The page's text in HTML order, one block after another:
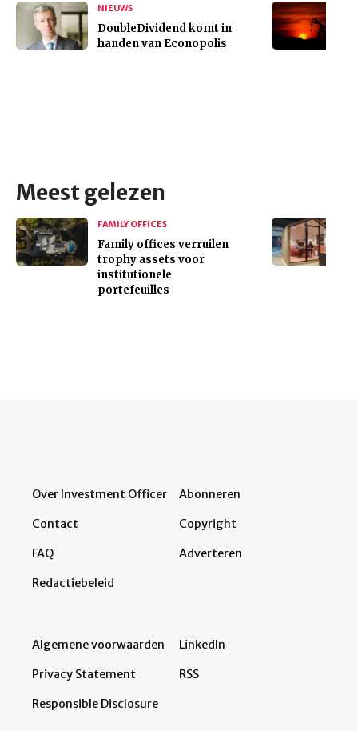
NIEUWS
DoubleDividend komt in
handen van Econopolis
Meest gelezen
FAMILY OFFICES
Family offices verruilen
trophy assets voor
institutionele
portefeuilles
Over Investment Officer
Contact
FAQ
Redactiebeleid
Abonneren
Copyright
Adverteren
Algemene voorwaarden
Privacy Statement
Responsible Disclosure
LinkedIn
RSS